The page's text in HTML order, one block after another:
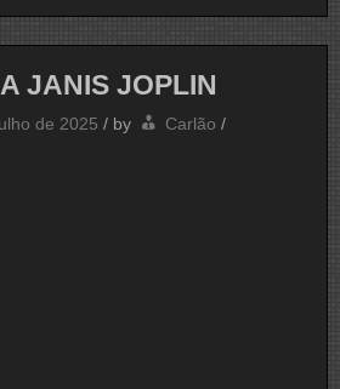
JANIS JOPLIN
de 2025 / by Carlão /